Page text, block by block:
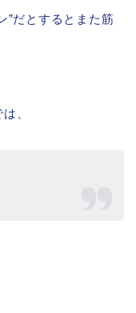
”だとするとまた筋
、